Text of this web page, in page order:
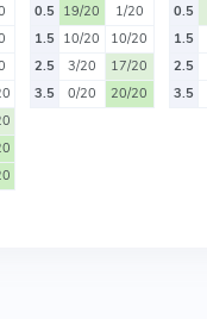
0.5 19/20
1/20
1.5 10/20
10/20
2.5
3/20
17/20
3.5
0/20 20/20
0.5
1.5
2.5
3.5